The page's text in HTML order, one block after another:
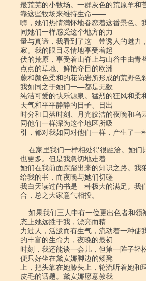
最荒芜的小牧场。一群灰色的荒原羊和
靠这些牧场来维持生命――
嗨，她们热情满怀地眷恋着这番景色。
同她们一样感受这个地方的力
量与真谛，我看到了这―带诱人的魅力
寂。我的眼目尽情地享受着起
伏的荒原，享受着山脊上与山谷中由青
点点的草地、鲜艳夺目的欧洲
蕨和颜色柔和的花岗岩所形成的荒野色
我如同之于她们一―都是无数
纯洁可爱的快乐源泉。猛烈的狂风和柔
天气和平平静静的日子、日出
时分和日落时刻、月光皎洁的夜晚和乌
同他们一样深为这个地区所吸
引，都对我如同对他们一样，产生了一
也更多。但是我急切地走着
她们在我前面踩踏出来的知识之路。我
给我的书，而夜晚与她们切磋
我白天读过的书是―种极大的满足。我
合，总之大家意气相投。
态上她远胜于我，漂亮而精
力过人，活泼而有生气，流动着一种使
的丰富的生命力，夜晚的最初
时刻，我还能谈一会儿，但第一阵子轻
便只好坐在黛安娜脚边的矮凳
上，把头靠在她膝头上，轮流听着她和
皮毛的话题。黛安娜愿意教我